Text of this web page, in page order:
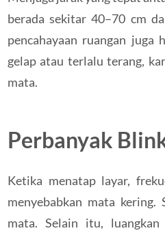
berada sekitar 40–70 cm
pencahayaan ruangan
gelap atau terlalu terang,
mata.
Perbanyak
Ketika menatap layar,
menyebabkan mata kering.
mata. Selain itu,